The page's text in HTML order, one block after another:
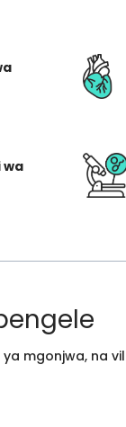
mgonjwa, na